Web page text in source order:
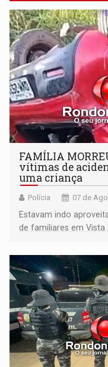
FAMÍLIA
vítimas de
uma criança
Polícia 07 de
Estavam indo
de familiares em Vista